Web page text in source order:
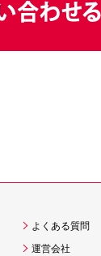
よくある質問
運営会社